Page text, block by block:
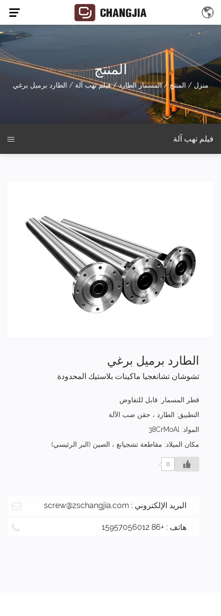
المنتج
منزل / المنتج /المسمار الطارد/فيلم تهب آلة / الطارد برميل برغي
فيلم تهب آلة
الطارد برميل برغي
تشوشان تشانغجيا ماكينات بلاستيك المحدودة
قطر المسمار: قابل للتفاوض
التطبيق: الطارد ، حقن صب الآلة
المواد: 38CrMoAl
مكان الميلاد: مقاطعة تشجيانغ ، الصين (البر الرئيسي)
0
البريد الإلكتروني : screw@zschangjia.com
هاتف : +86 15957056012